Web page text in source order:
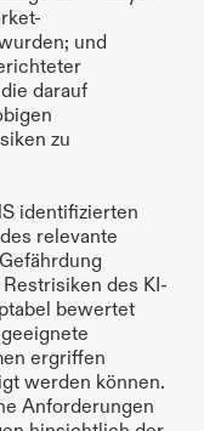
und
darauf
zu
identifizierten
relevante
des KI-
bewertet
ergriffen
werden können.
Anforderungen